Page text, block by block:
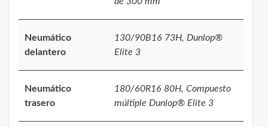
Neumático
delantero
130/90B16 73H, Dunlop®
Elite 3
Neumático
trasero
180/60R16 80H, Compuesto
múltiple Dunlop® Elite 3